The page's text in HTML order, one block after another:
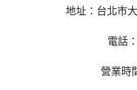
地址：台北市
電話
營業時